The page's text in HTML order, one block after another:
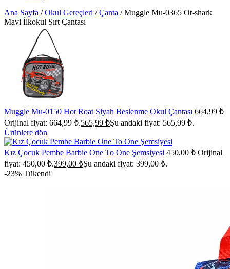
Ana Sayfa / Okul Gereçleri / Çanta / Muggle Mu-0365 Ot-shark
Mavi İlkokul Sırt Çantası
Muggle Mu-0150 Hot Roat Siyah Beslenme Okul Çantası 664,99₺
Orijinal fiyat: 664,99 ₺.565,99 ₺Şu andaki fiyat: 565,99 ₺.
Ürünlere dön
Kız Çocuk Pembe Barbie One To One Şemsiyesi 450,00₺ Orijinal
fiyat: 450,00 ₺.399,00 ₺Şu andaki fiyat: 399,00 ₺.
-23% Tükendi